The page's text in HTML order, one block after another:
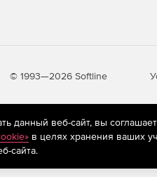
© 1993—2026 Softline
рекомендательные
к предпочтениям
данный веб-сайт, вы
в целях хранения ваших
сайта.